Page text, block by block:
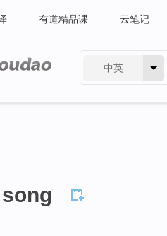
有道精品课 云笔记
中英